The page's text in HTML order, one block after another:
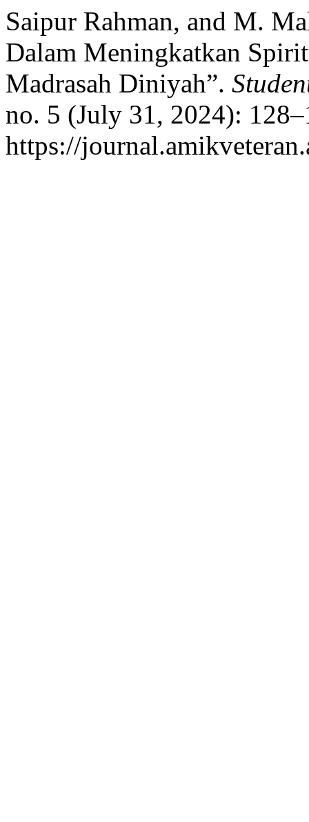
Saipur Rahman, and M.
Dalam Meningkatkan
Madrasah Diniyah”.
no. 5 (July 31, 2024):
https://